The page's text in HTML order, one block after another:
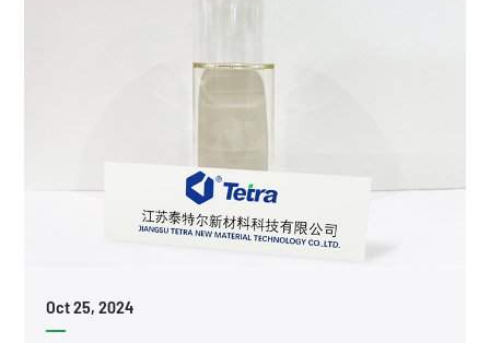
Oct 25, 2024